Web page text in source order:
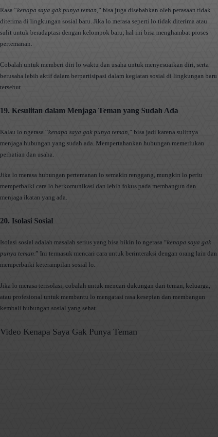
Rasa “kenapa saya gak punya teman,” bisa juga disebabkan oleh perasaan tidak
diterima di lingkungan sosial baru. Jika lo merasa seperti lo tidak diterima atau
sulit untuk beradaptasi dengan kelompok baru, hal ini bisa menghambat proses
pertemanan.
Cobalah untuk memberi diri lo waktu dan usaha untuk menyesuaikan diri, serta
berusaha lebih aktif dalam berpartisipasi dalam kegiatan sosial di lingkungan baru
tersebut.
19. Kesulitan dalam Menjaga Teman yang Sudah Ada
Kalau lo ngerasa “kenapa saya gak punya teman ,” bisa jadi karena sulitnya
menjaga hubungan yang sudah ada. Mempertahankan hubungan memerlukan
perhatian dan usaha.
Jika lo merasa hubungan pertemanan lo semakin renggang, mungkin lo perlu
memperbaiki cara lo berkomunikasi dan lebih fokus pada membangun dan
menjaga ikatan yang ada.
20. Isolasi Sosial
Isolasi sosial adalah masalah serius yang bisa bikin lo ngerasa “kenapa saya gak
punya teman.” Ini termasuk mencari cara untuk berinteraksi dengan orang lain dan
memperbaiki keterampilan sosial lo.
Jika lo merasa terisolasi, cobalah untuk mencari dukungan dari teman, keluarga,
atau profesional untuk membantu lo mengatasi rasa kesepian dan membangun
kembali hubungan sosial yang sehat.
Video Kenapa Saya Gak Punya Teman